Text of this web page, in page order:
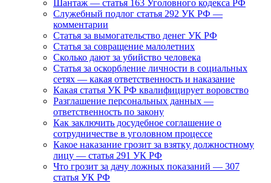
Шантаж — статья 163 Уголовного кодекса РФ
Служебный подлог статья 292 УК РФ —
комментарии
Статья за вымогательство денег УК РФ
Статья за совращение малолетних
Сколько дают за убийство человека
Статья за оскорбление личности в социальных
сетях — какая ответственность и наказание
Какая статья УК РФ квалифицирует воровство
Разглашение персональных данных —
ответственность по закону
Как заключить досудебное соглашение о
сотрудничестве в уголовном процессе
Какое наказание грозит за взятку должностному
лицу — статья 291 УК РФ
Что грозит за дачу ложных показаний — 307
статья УК РФ